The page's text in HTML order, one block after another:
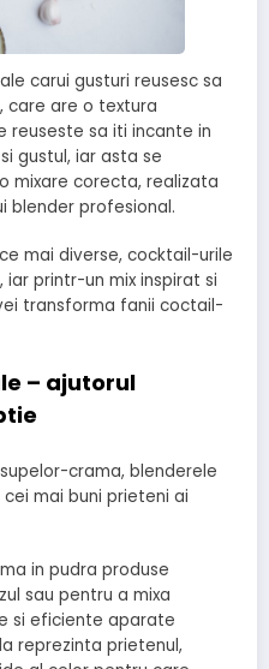
carui gusturi reusesc sa
care are o textura
reuseste sa iti incante in
gustul, iar asta se
mixare corecta, realizata
blender profesional.
mai diverse, cocktail-urile
printr-un mix inspirat si
transforma fanii coctail-
– ajutorul
crama, blenderele
mai buni prieteni ai
in pudra produse
sau pentru a mixa
si eficiente aparate
reprezinta prietenul,